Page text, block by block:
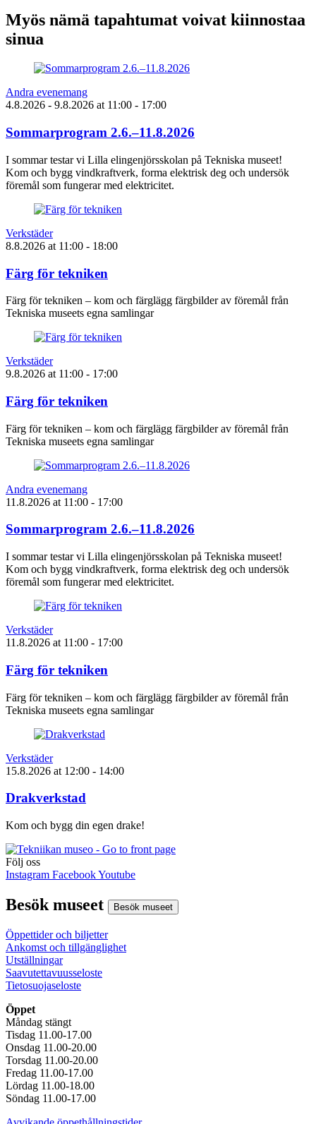
Myös nämä tapahtumat voivat kiinnostaa
sinua
Andra evenemang
4.8.2026 - 9.8.2026 at 11:00 - 17:00
Sommarprogram 2.6.–11.8.2026
I sommar testar vi Lilla elingenjörsskolan på Tekniska museet!
Kom och bygg vindkraftverk, forma elektrisk deg och undersök
föremål som fungerar med elektricitet.
Verkstäder
8.8.2026 at 11:00 - 18:00
Färg för tekniken
Färg för tekniken – kom och färglägg färgbilder av föremål från
Tekniska museets egna samlingar
Verkstäder
9.8.2026 at 11:00 - 17:00
Färg för tekniken
Färg för tekniken – kom och färglägg färgbilder av föremål från
Tekniska museets egna samlingar
Andra evenemang
11.8.2026 at 11:00 - 17:00
Sommarprogram 2.6.–11.8.2026
I sommar testar vi Lilla elingenjörsskolan på Tekniska museet!
Kom och bygg vindkraftverk, forma elektrisk deg och undersök
föremål som fungerar med elektricitet.
Verkstäder
11.8.2026 at 11:00 - 17:00
Färg för tekniken
Färg för tekniken – kom och färglägg färgbilder av föremål från
Tekniska museets egna samlingar
Verkstäder
15.8.2026 at 12:00 - 14:00
Drakverkstad
Kom och bygg din egen drake!
Följ oss
Instagram FacebookYoutube
Besök museet Besök museet
Öppettider och biljetter
Ankomst och tillgänglighet
Utställningar
Saavutettavuusseloste
Tietosuojaseloste
Öppet
Måndag stängt
Tisdag 11.00-17.00
Onsdag 11.00-20.00
Torsdag 11.00-20.00
Fredag 11.00-17.00
Lördag 11.00-18.00
Söndag 11.00-17.00